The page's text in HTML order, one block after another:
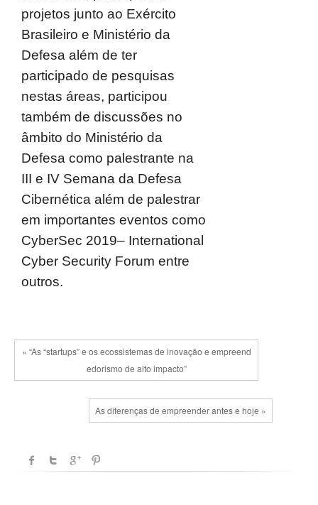
projetos junto ao Exército
Brasileiro e Ministério da
Defesa além de ter
participado de pesquisas
nestas áreas, participou
também de discussões no
âmbito do Ministério da
Defesa como palestrante na
III e IV Semana da Defesa
Cibernética além de palestrar
em importantes eventos como
CyberSec 2019– International
Cyber Security Forum entre
outros.
« “As “startups” e os ecossistemas de inovação e empreend
edorismo de alto impacto”
As diferenças de empreender antes e hoje »